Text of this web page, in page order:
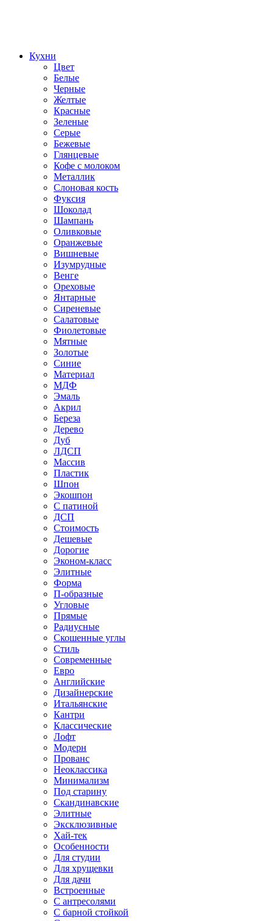
Кухни
Цвет
Белые
Черные
Желтые
Красные
Зеленые
Серые
Бежевые
Глянцевые
Кофе с молоком
Металлик
Слоновая кость
Фуксия
Шоколад
Шампань
Оливковые
Оранжевые
Вишневые
Изумрудные
Венге
Ореховые
Янтарные
Сиреневые
Салатовые
Фиолетовые
Мятные
Золотые
Синие
Материал
МДФ
Эмаль
Акрил
Береза
Дерево
Дуб
ЛДСП
Массив
Пластик
Шпон
Экошпон
С патиной
ДСП
Стоимость
Дешевые
Дорогие
Эконом-класс
Элитные
Форма
П-образные
Угловые
Прямые
Радиусные
Скошенные углы
Стиль
Современные
Евро
Английские
Дизайнерские
Итальянские
Кантри
Классические
Лофт
Модерн
Прованс
Неоклассика
Минимализм
Под старину
Скандинавские
Элитные
Эксклюзивные
Хай-тек
Особенности
Для студии
Для хрущевки
Для дачи
Встроенные
С антресолями
С барной стойкой